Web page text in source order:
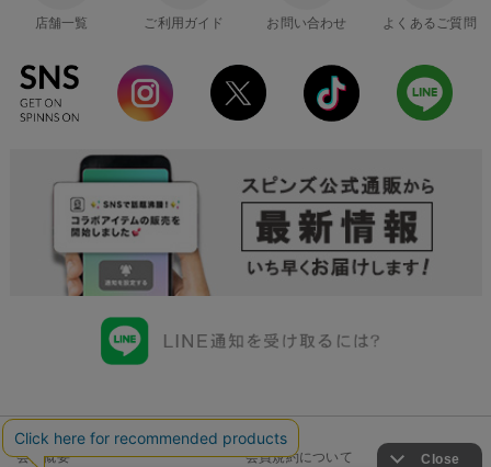
店舗一覧 ご利用ガイド お問い合わせ よくあるご質問
会社概要 会員規約について